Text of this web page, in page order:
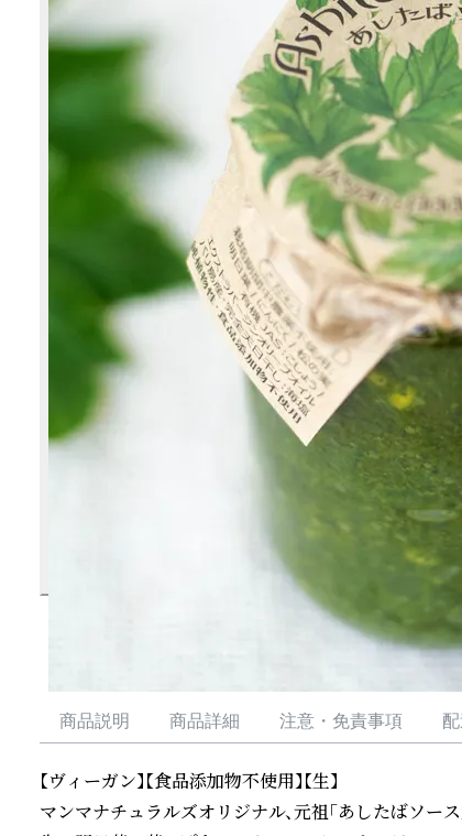
商品説明 商品詳細 注意・免責事項
【ヴィーガン】【食品添加物不使用】【生】
マンマナチュラルズオリジナル、元祖「あしたばソース